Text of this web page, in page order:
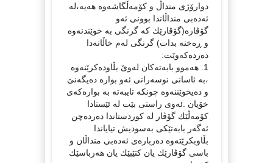
دوارۆژی منداڵ و كۆمه‌ڵگاشه‌وه‌ هه‌یه‌،له‌
ئه‌ده‌بی منداڵاندا بوونی ئه‌و
گۆڤاره‌(گۆڤارێك كه‌ گرنگی به‌ خوێندنه‌وه‌
و ڕه‌خنه‌ بدات) گرنگی له‌م خاڵانه‌دا
ده‌رده‌كه‌وێت:
1. هه‌موو بابه‌ته‌كان له‌وێ بڵاوده‌كرێنه‌وه‌
،به‌ ئاسانی نوسه‌رانی ئه‌و بواره‌ ده‌یگه‌نێ
و ده‌یخوێننه‌وه‌ چونكه‌ تایبه‌ته‌ به‌ بواره‌كه‌ی
خۆیان .ئه‌وی راستی بێت له‌ ئێستادا
كۆمه‌ڵێك گۆڤار له‌ كوردستاندا ده‌رده‌چن
ئه‌گه‌ر بابه‌تێكی به‌سودیش تیایاندا
بڵاوبكرێته‌وه‌ ده‌رباره‌ی ئه‌ده‌بی منداڵان و
باسی گۆڤارێك یان كتێبێك یان هه‌رباسێك